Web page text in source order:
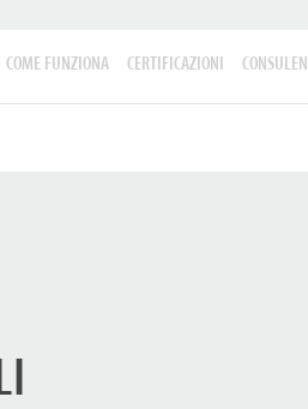
COME FUNZIONA CERTIFICAZIONI